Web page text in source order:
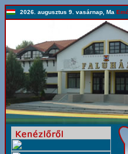
2026. augusztus 9. vasárnap, Ma